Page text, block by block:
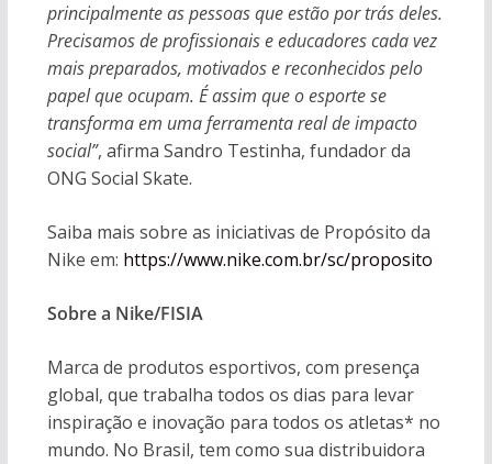
principalmente as pessoas que estão por trás deles.
Precisamos de profissionais e educadores cada vez
mais preparados, motivados e reconhecidos pelo
papel que ocupam. É assim que o esporte se
transforma em uma ferramenta real de impacto
social”, afirma Sandro Testinha, fundador da
ONG Social Skate.
Saiba mais sobre as iniciativas de Propósito da
Nike em: https://www.nike.com.br/sc/proposito
Sobre a Nike/FISIA
Marca de produtos esportivos, com presença
global, que trabalha todos os dias para levar
inspiração e inovação para todos os atletas* no
mundo. No Brasil, tem como sua distribuidora